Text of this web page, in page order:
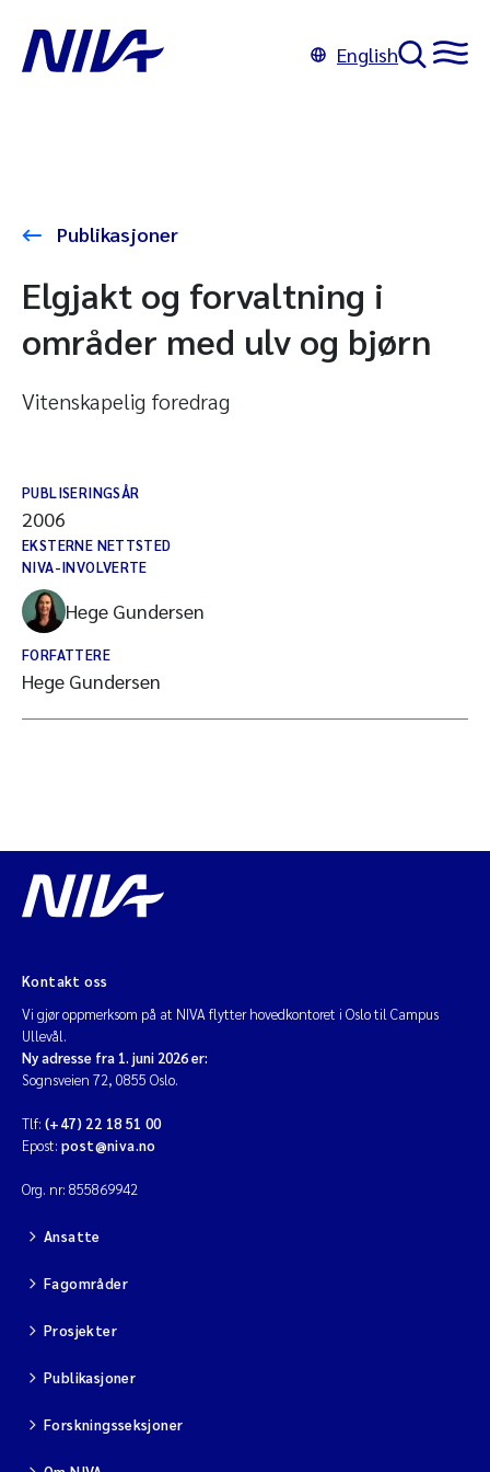
English
Publikasjoner
Elgjakt og forvaltning i
områder med ulv og bjørn
Vitenskapelig foredrag
PUBLISERINGSÅR
2006
EKSTERNE NETTSTED
NIVA-INVOLVERTE
Hege Gundersen
FORFATTERE
Hege Gundersen
Kontakt oss
Vi gjør oppmerksom på at NIVA flytter hovedkontoret i Oslo til Campus
Ullevål.
Ny adresse fra 1. juni 2026 er:
Sognsveien 72, 0855 Oslo.
Tlf: (+47) 22 18 51 00
Epost: post@niva.no
Org. nr: 855869942
Ansatte
Fagområder
Prosjekter
Publikasjoner
Forskningsseksjoner